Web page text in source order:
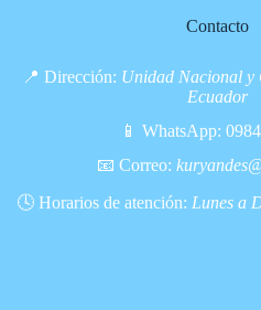
Contacto
📍 Dirección: Unidad Nacional y
Ecuador
📱 WhatsApp:
📧 Correo:
🕓 Horarios de atención: Lunes a